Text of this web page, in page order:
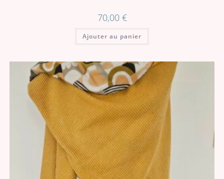
70,00 €
Ajouter au panier